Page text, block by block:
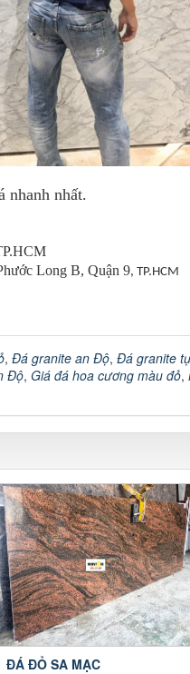
nhanh nhất.
Long B, Quận 9, TP.HCM
, Đá granite an Độ, Đá granite
Độ, Giá đá hoa cương màu đỏ,
ĐÁ ĐỎ SA MẠC